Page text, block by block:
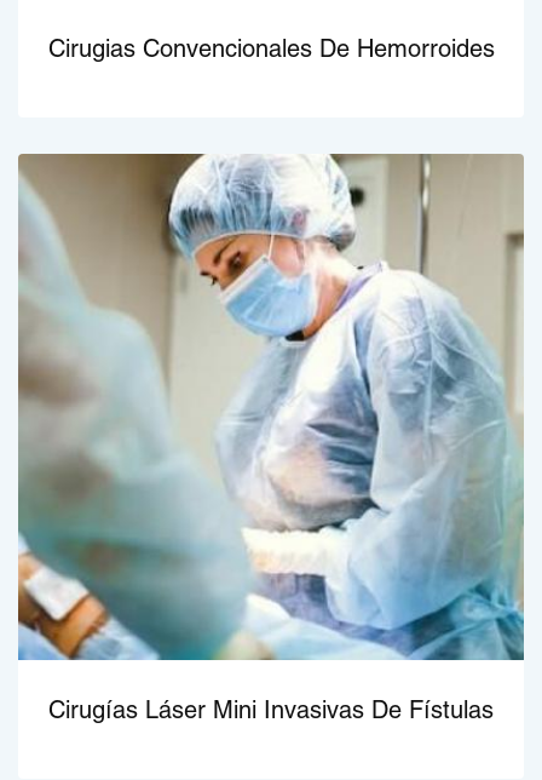
Cirugias Convencionales De Hemorroides
Cirugías Láser Mini Invasivas De Fístulas